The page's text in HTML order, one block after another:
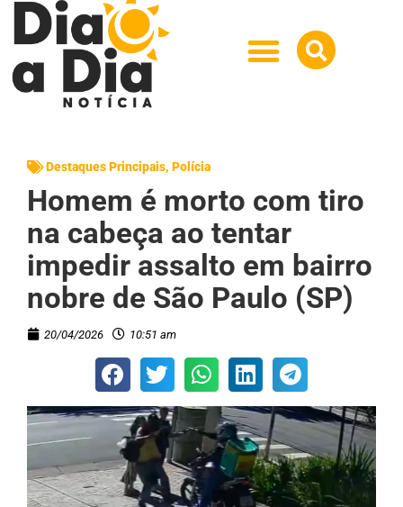
Destaques Principais, Polícia
Homem é morto com tiro
na cabeça ao tentar
impedir assalto em bairro
nobre de São Paulo (SP)
20/04/2026 10:51 am